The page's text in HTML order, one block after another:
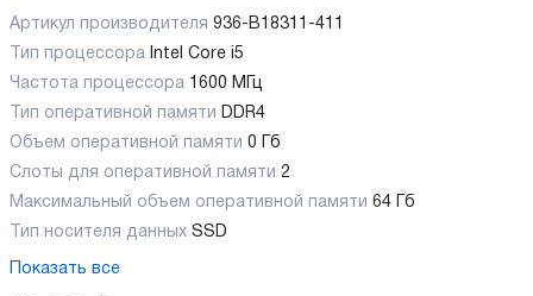
Артикул производителя 936-B18311-411
Тип процессора Intel Core i5
Частота процессора 1600 МГц
Тип оперативной памяти DDR4
Объем оперативной памяти 0 Гб
Слоты для оперативной памяти 2
Максимальный объем оперативной памяти 64 Гб
Тип носителя данных SSD
Показать все